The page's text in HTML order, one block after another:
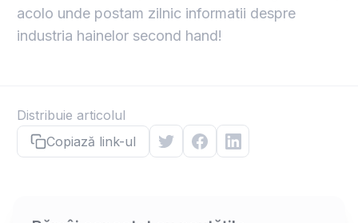
acolo unde postam zilnic informatii despre
industria hainelor second hand!
Distribuie articolul
Copiază link-ul